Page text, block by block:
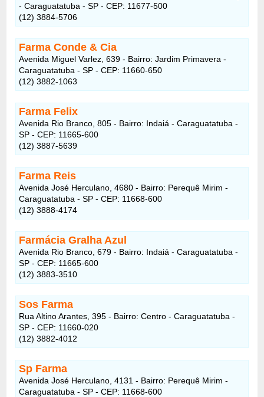
- Caraguatatuba - SP - CEP: 11677-500
(12) 3884-5706
Farma Conde & Cia
Avenida Miguel Varlez, 639 - Bairro: Jardim Primavera -
Caraguatatuba - SP - CEP: 11660-650
(12) 3882-1063
Farma Felix
Avenida Rio Branco, 805 - Bairro: Indaiá - Caraguatatuba -
SP - CEP: 11665-600
(12) 3887-5639
Farma Reis
Avenida José Herculano, 4680 - Bairro: Perequê Mirim -
Caraguatatuba - SP - CEP: 11668-600
(12) 3888-4174
Farmácia Gralha Azul
Avenida Rio Branco, 679 - Bairro: Indaiá - Caraguatatuba -
SP - CEP: 11665-600
(12) 3883-3510
Sos Farma
Rua Altino Arantes, 395 - Bairro: Centro - Caraguatatuba -
SP - CEP: 11660-020
(12) 3882-4012
Sp Farma
Avenida José Herculano, 4131 - Bairro: Perequê Mirim -
Caraguatatuba - SP - CEP: 11668-600